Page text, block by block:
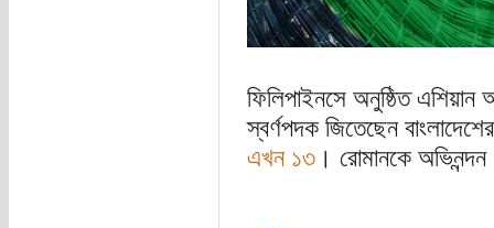
ফিলিপাইনসে অনুষ্ঠিত এশিয়ান
স্বর্ণপদক জিতেছেন
এখন ১৩। রোমানকে